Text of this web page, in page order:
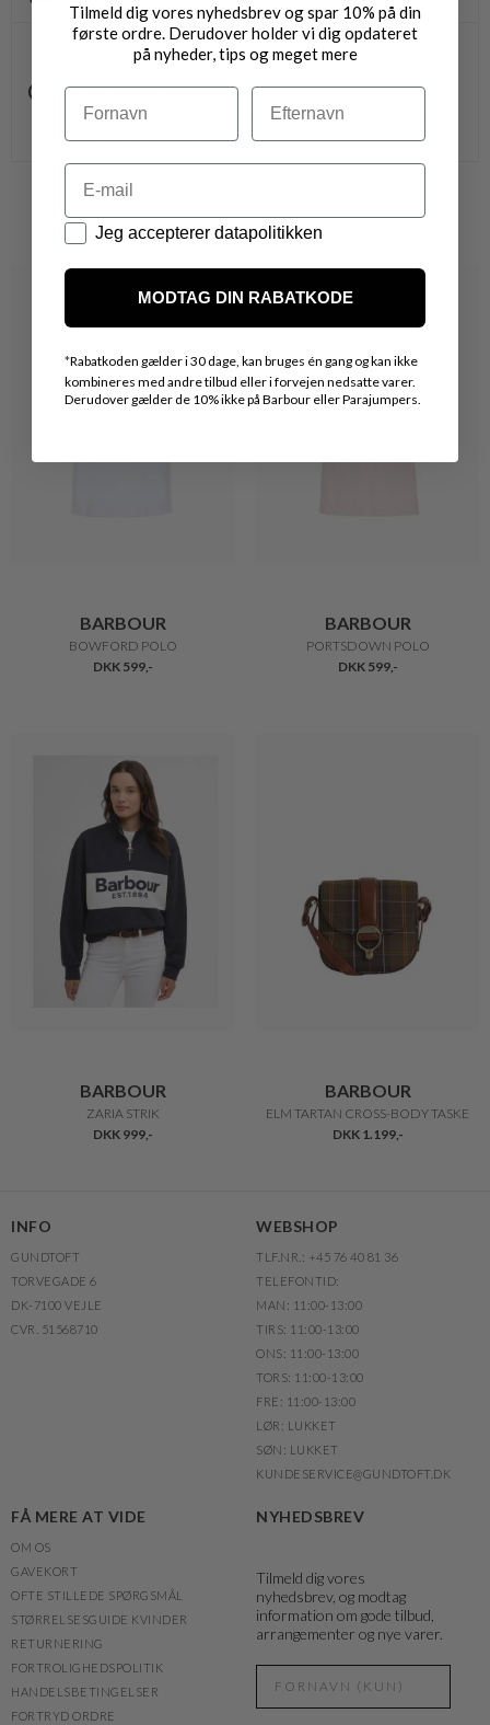
Ikke alle vores varer på webshoppen, befinder sig i
vores fysiske butikker.
Kontakt din nærmeste forretning for ydeligere info.
vedr. den ønskede vare.
VARER FRA SAMME MÆRKE
BARBOUR
BOWFORD POLO
DKK 599,-
BARBOUR
PORTSDOWN POLO
DKK 599,-
BARBOUR
ZARIA STRIK
DKK 999,-
BARBOUR
ELM TARTAN CROSS-BODY TASKE
DKK 1.199,-
INFO
GUNDTOFT
TORVEGADE 6
DK-7100 VEJLE
CVR. 51568710
WEBSHOP
TLF.NR.: +45 76 40 81 36
TELEFONTID:
MAN: 11:00-13:00
TIRS: 11:00-13:00
ONS: 11:00-13:00
TORS: 11:00-13:00
FRE: 11:00-13:00
LØR: LUKKET
SØN: LUKKET
KUNDESERVICE@GUNDTOFT.DK
FÅ MERE AT VIDE
OM OS
GAVEKORT
OFTE STILLEDE SPØRGSMÅL
STØRRELSESGUIDE KVINDER
RETURNERING
FORTROLIGHEDSPOLITIK
HANDELSBETINGELSER
FORTRYD ORDRE
NYHEDSBREV
Tilmeld dig vores
nyhedsbrev, og modtag
information om gode tilbud,
arrangementer og nye varer.
Tilmeld dig vores nyhedsbrev og spar 10% på din
første ordre. Derudover holder vi dig opdateret
på nyheder, tips og meget mere
Navn Efternavn
Email
Datapolitik
Jeg accepterer datapolitikken
MODTAG DIN RABATKODE
*Rabatkoden gælder i 30 dage, kan bruges én gang og kan ikke
kombineres med andre tilbud eller i forvejen nedsatte varer.
Derudover gælder de 10% ikke på Barbour eller Parajumpers.